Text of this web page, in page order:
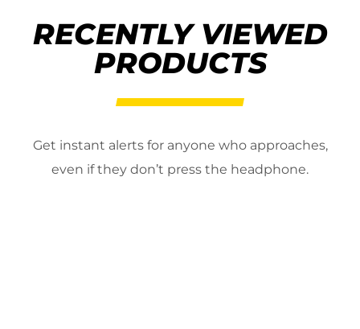
RECENTLY VIEWED
PRODUCTS
Get instant alerts for anyone who approaches,
even if they don’t press the headphone.